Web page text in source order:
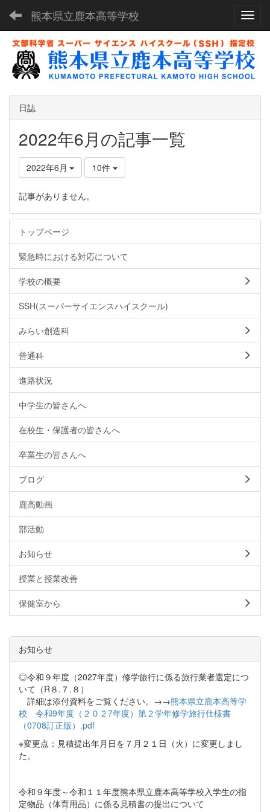
熊本県立鹿本高等学校
日誌
2022年6月の記事一覧
2022年6月 10件
記事がありません。
トップページ
緊急時における対応について
学校の概要
SSH(スーパーサイエンスハイスクール)
みらい創造科
普通科
進路状況
中学生の皆さんへ
在校生・保護者の皆さんへ
卒業生の皆さんへ
ブログ
鹿高動画
部活動
お知らせ
授業と授業改善
保健室から
お知らせ
◎令和９年度（2027年度）修学旅行に係る旅行業者選定につ
いて（R８.７.８）
詳細は添付資料をご覧ください。→→熊本県立鹿本高等学
校 令和9年度（２０２7年度）第２学年修学旅行仕様書
（0708訂正版）.pdf
※変更点：見積提出年月日を７月２１日（火）に変更しまし
た。
令和９年度～令和１１年度熊本県立鹿本高等学校入学生の指
定物品（体育用品）に係る見積書の提出について